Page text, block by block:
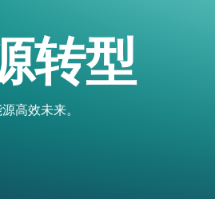
转型
高效未来。